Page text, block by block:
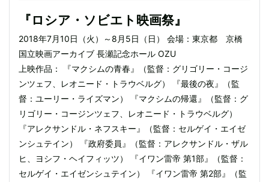
『ロシア・ソビエト映画祭』
2018年7月10日（火）～8月5日（日） 会場：東京都 京橋
国立映画アーカイブ 長瀬記念ホール OZU
上映作品： 『マクシムの青春』（監督：グリゴリー・コージ
ンツェフ、レオニード・トラウベルグ） 『最後の夜』（監
督：ユーリー・ライズマン） 『マクシムの帰還』（監督：グ
リゴリー・コージンツェフ、レオニード・トラウベルグ）
『アレクサンドル・ネフスキー』（監督：セルゲイ・エイゼ
ンシュテイン） 『政府委員』（監督：アレクサンドル・ザル
ヒ、ヨシフ・ヘイフィッツ） 『イワン雷帝 第1部』（監督：
セルゲイ・エイゼンシュテイン） 『イワン雷帝 第2部』（監